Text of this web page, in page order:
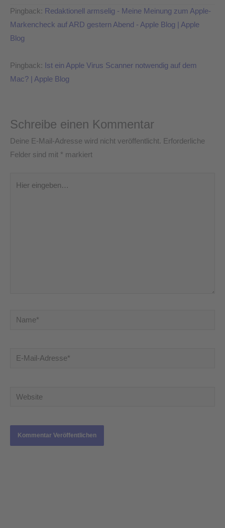
Pingback: Redaktionell armselig - Meine Meinung zum Apple-
Markencheck auf ARD gestern Abend - Apple Blog | Apple
Blog
Pingback: Ist ein Apple Virus Scanner notwendig auf dem
Mac? | Apple Blog
Schreibe einen Kommentar
Deine E-Mail-Adresse wird nicht veröffentlicht. Erforderliche
Felder sind mit * markiert
Name*
E-
Website